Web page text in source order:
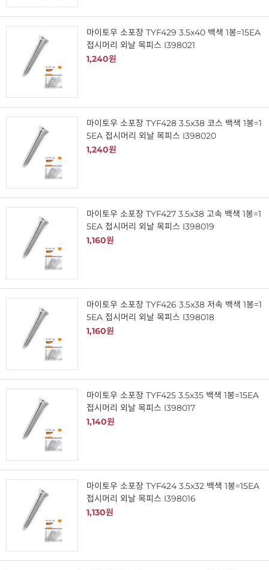
마이토우 소포장 TYF429 3.5x40 백색 1봉=15EA
접시머리 외날 목피스 I398021
1,240원
마이토우 소포장 TYF428 3.5x38 코스 백색 1봉=1
5EA 접시머리 외날 목피스 I398020
1,240원
마이토우 소포장 TYF427 3.5x38 고속 백색 1봉=1
5EA 접시머리 외날 목피스 I398019
1,160원
마이토우 소포장 TYF426 3.5x38 저속 백색 1봉=1
5EA 접시머리 외날 목피스 I398018
1,160원
마이토우 소포장 TYF425 3.5x35 백색 1봉=15EA
접시머리 외날 목피스 I398017
1,140원
마이토우 소포장 TYF424 3.5x32 백색 1봉=15EA
접시머리 외날 목피스 I398016
1,130원